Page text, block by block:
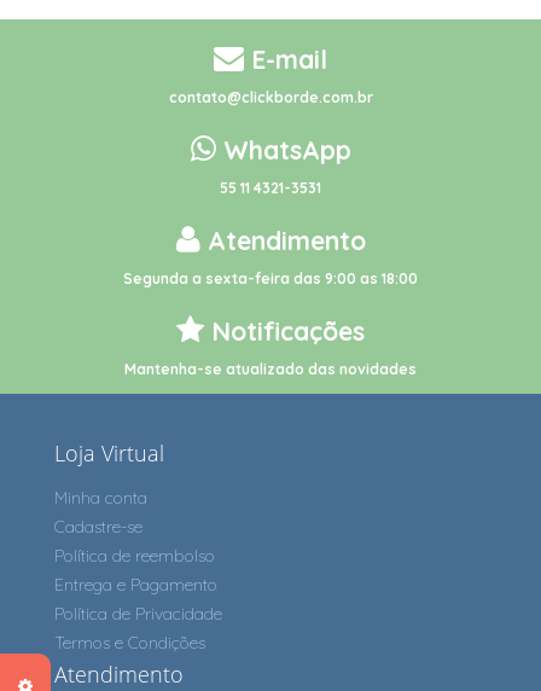
E-mail
contato@clickborde.com.br
WhatsApp
55 11 4321-3531
Atendimento
Segunda a sexta-feira das 9:00 as 18:00
Notificações
Mantenha-se atualizado das novidades
Loja Virtual
Minha conta
Cadastre-se
Política de reembolso
Entrega e Pagamento
Política de Privacidade
Termos e Condições
Atendimento